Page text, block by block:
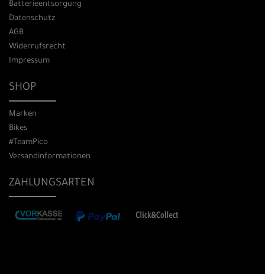
Batterieentsorgung
Datenschutz
AGB
Widerrufsrecht
Impressum
SHOP
Marken
Bikes
#TeamPico
Versandinformationen
ZAHLUNGSARTEN